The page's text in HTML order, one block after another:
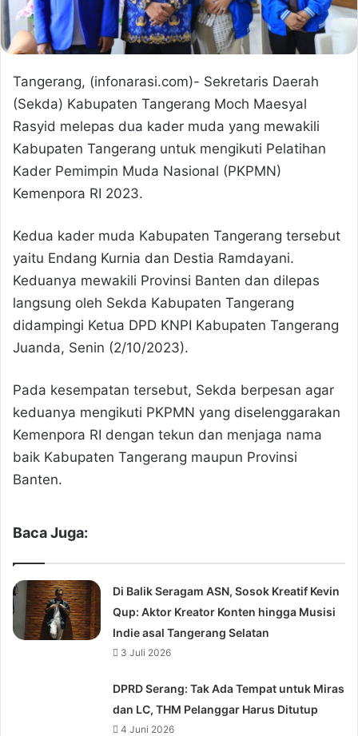
Tangerang, (infonarasi.com)- Sekretaris Daerah
(Sekda) Kabupaten Tangerang Moch Maesyal
Rasyid melepas dua kader muda yang mewakili
Kabupaten Tangerang untuk mengikuti Pelatihan
Kader Pemimpin Muda Nasional (PKPMN)
Kemenpora RI 2023.
Kedua kader muda Kabupaten Tangerang tersebut
yaitu Endang Kurnia dan Destia Ramdayani.
Keduanya mewakili Provinsi Banten dan dilepas
langsung oleh Sekda Kabupaten Tangerang
didampingi Ketua DPD KNPI Kabupaten Tangerang
Juanda, Senin (2/10/2023).
Pada kesempatan tersebut, Sekda berpesan agar
keduanya mengikuti PKPMN yang diselenggarakan
Kemenpora RI dengan tekun dan menjaga nama
baik Kabupaten Tangerang maupun Provinsi
Banten.
Baca Juga:
Di Balik Seragam ASN, Sosok Kreatif Kevin
Qup: Aktor Kreator Konten hingga Musisi
Indie asal Tangerang Selatan
3 Juli 2026
DPRD Serang: Tak Ada Tempat untuk Miras
dan LC, THM Pelanggar Harus Ditutup
4 Juni 2026